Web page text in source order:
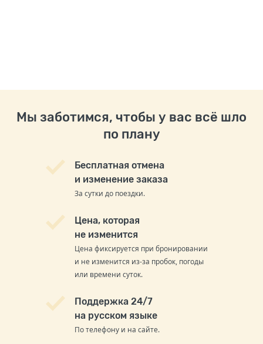
Мы заботимся, чтобы у вас всё шло
по плану
Бесплатная отмена
и изменение заказа
За сутки до поездки.
Цена, которая
не изменится
Цена фиксируется при бронировании
и не изменится из-за пробок, погоды
или времени суток.
Поддержка 24/7
на русском языке
По телефону и на сайте.